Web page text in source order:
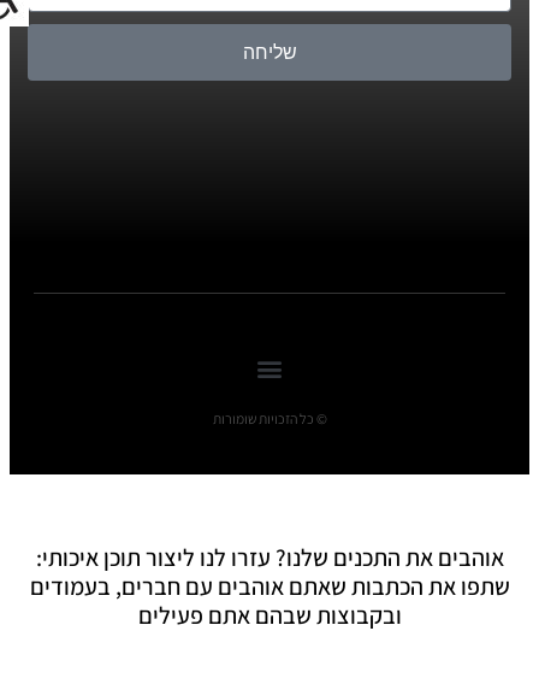
שליחה
© כל הזכויות שומורות
אוהבים את התכנים שלנו? עזרו לנו ליצור תוכן איכותי:
שתפו את הכתבות שאתם אוהבים עם חברים, בעמודים
ובקבוצות שבהם אתם פעילים